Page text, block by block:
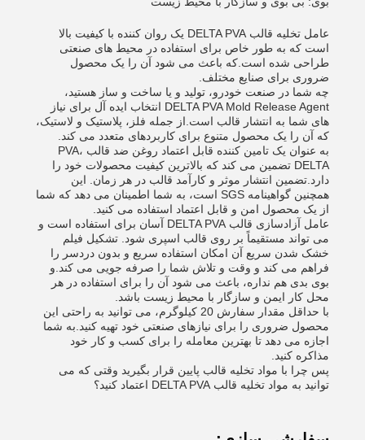
عامل تخلیه قالب DELTA PVA یک روان کننده با کیفیت بالا
است که به طور خاص برای استفاده در محیط های صنعتی
طراحی شده است.که باعث می شود آن را یک محصول
ضروری برای صنایع مختلف.
چه شما در صنعت خودرو، تولید و یا ساخت و ساز هستید،
DELTA PVA Mold Release Agent انتخاب ایده آل برای نیاز
های شما به انتشار قالب است.از جمله فلز، پلاستیک و لاستیک،
که آن را یک محصول متنوع برای کاربردهای متعدد می کند.
به عنوان یک تامین کننده قابل اعتماد روغن ضد قالب PVA،
DELTA تضمین می کند که بالاترین کیفیت محصولات خود را
دارد.تضمین انتشار موثر و کارآمد قالب در هر زمان. این
همچنین گواهینامه SGS است، به شما اطمینان می دهد که شما
از یک محصول امن و قابل اعتماد استفاده می کنید.
عامل آزادسازی قالب DELTA PVA آسان برای استفاده است و
می تواند مستقیماً بر روی قالب اسپری شود. تشکیل فیلم
خشک شدن سریع آن امکان استفاده سریع و بدون دردسر را
فراهم می کند و وقت و تلاش شما را صرفه جویی می کند.و
بوی بدی هم نداره، باعث می شود آن را برای استفاده در هر
محل کار ایمن و سازگار با محیط زیست باشد.
با حداقل مقدار سفارش 20 کیلوگرم، می توانید به راحتی این
محصول ضروری را برای نیازهای صنعتی خود تهیه کنید.به شما
اجازه می دهد تا بهترین معامله را برای کسب و کار خود
مذاکره کنید.
پس چرا با مواد تخلیه قالب پایین قرار بگیرید وقتی که می
توانید به مواد تخلیه قالب DELTA PVA اعتماد کنید؟